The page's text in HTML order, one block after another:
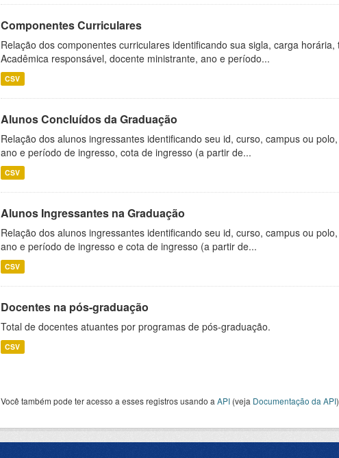
Componentes Curriculares
Relação dos componentes curriculares identificando sua sigla, carga
Acadêmica responsável, docente ministrante, ano e período...
CSV
Alunos Concluídos da Graduação
Relação dos alunos ingressantes identificando seu id, curso, campus ou
ano e período de ingresso, cota de ingresso (a partir de...
CSV
Alunos Ingressantes na Graduação
Relação dos alunos ingressantes identificando seu id, curso, campus ou
ano e período de ingresso e cota de ingresso (a partir de...
CSV
Docentes na pós-graduação
Total de docentes atuantes por programas de pós-graduação.
CSV
Você também pode ter acesso a esses registros usando a API (veja Documentação da API